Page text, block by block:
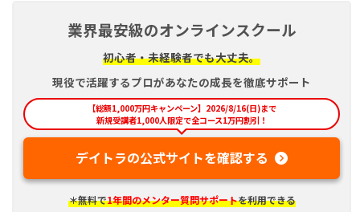
業界最安級のオンラインスクール
初心者・未経験者でも大丈夫。
現役で活躍するプロがあなたの成長を徹底サポート
【総額1,000万円キャンペーン】2026/8/16(日)まで
新規受講者1,000人限定で全コース1万円割引！
デイトラの公式サイトを確認する
＊無料で1年間のメンター質問サポートを利用できる